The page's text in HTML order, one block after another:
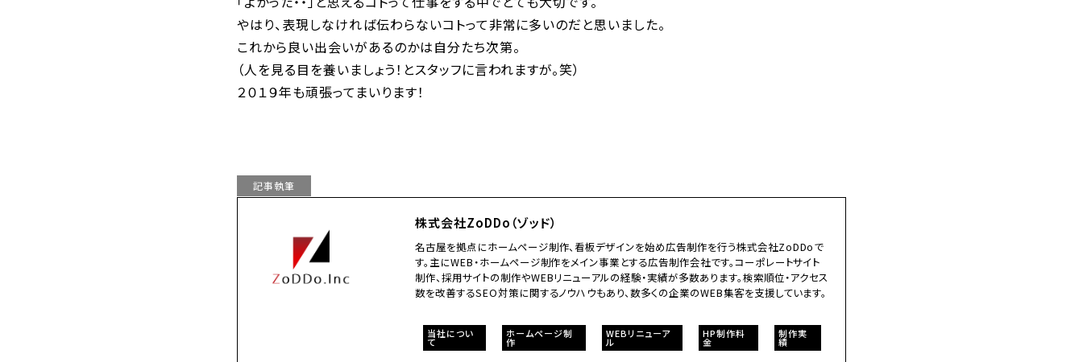
やはり、表現しなければ伝わらないコトって非常に多いのだと思いました。
これから良い出会いがあるのかは自分たち次第。
（人を見る目を養いましょう！とスタッフに言われますが。笑）
２０１９年も頑張ってまいります！
記事執筆
株式会社ZoDDo（ゾッド）
名古屋を拠点にホームページ制作、看板デザインを始め広告制作を行う株式会社ZoDDoで
す。主にWEB・ホームページ制作をメイン事業とする広告制作会社です。コーポレートサイト
制作、採用サイトの制作やWEBリニューアルの経験・実績が多数あります。検索順位・アクセス
数を改善するSEO対策に関するノウハウもあり、数多くの企業のWEB集客を支援しています。
当社につい
て
ホームページ制
作
WEBリニューア
ル
HP制作料
金
制作実
績